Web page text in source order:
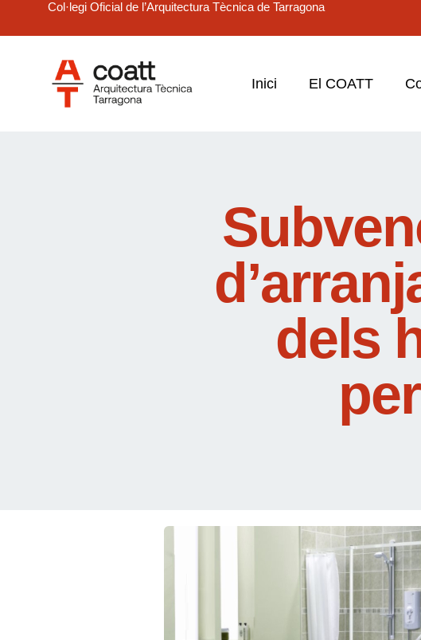
Col·legi Oficial de l’Arquitectura Tècnica de Tarragona
Inici El COATT
dels